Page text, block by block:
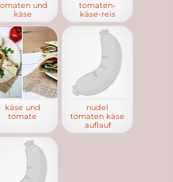
und
käse
tomaten-
käse-reis
käse und
tomate
nudel
tomaten käse
auflauf